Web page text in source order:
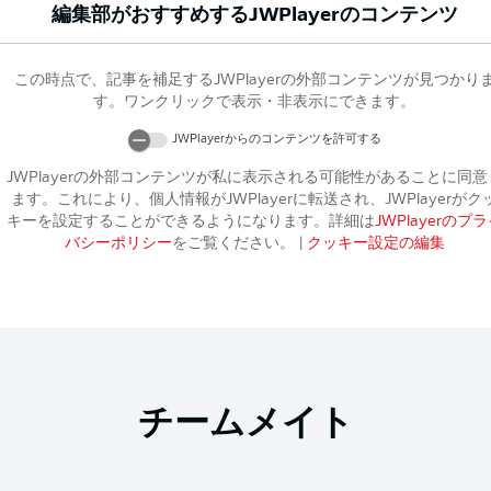
編集部がおすすめするJWPlayerのコンテンツ
この時点で、記事を補足するJWPlayerの外部コンテンツが見つかりま
す。ワンクリックで表示・非表示にできます。
JWPlayerからのコンテンツを許可する
JWPlayerの外部コンテンツが私に表示される可能性があることに同意
ます。これにより、個人情報がJWPlayerに転送され、 JWPlayerがク
キーを設定することができるようになります。詳細はJWPlayerのプラ
バシーポリシーをご覧ください。 クッキー設定の編集
チームメイト